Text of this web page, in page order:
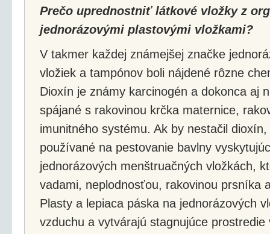
Prečo uprednostniť látkové vložky z
jednorázovými plastovými vložkami?
V takmer každej známejšej značke
vložiek a tampónov boli nájdené rôzne
Dioxín je známy karcinogén a dokonca aj
spájané s rakovinou krčka maternice,
imunitného systému. Ak by nestačil
používané na pestovanie bavlny
jednorázových menštruačných vložkách,
vadami, neplodnosťou, rakovinou prsníka
Plasty a lepiaca páska na jednorázových
vzduchu a vytvárajú stagnujúce